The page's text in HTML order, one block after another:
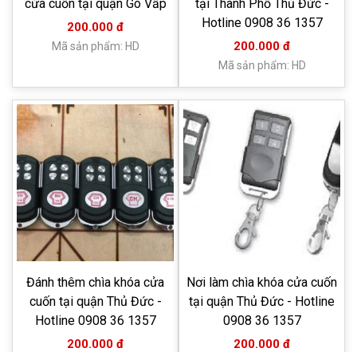
cửa cuốn tại quận Gò Vấp
200.000 đ
Mã sản phẩm: HD
tại Thành Phố Thủ Đức -
Hotline 0908 36 1357
200.000 đ
Mã sản phẩm: HD
Đánh thêm chìa khóa cửa
cuốn tại quận Thủ Đức -
Hotline 0908 36 1357
200.000 đ
Nơi làm chìa khóa cửa cuốn
tại quận Thủ Đức - Hotline
0908 36 1357
200.000 đ